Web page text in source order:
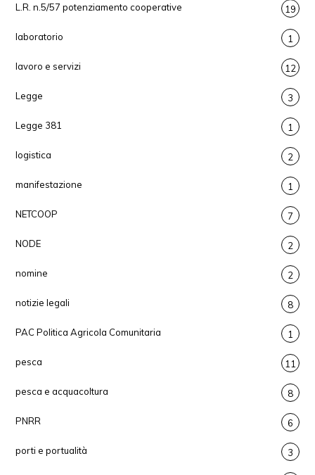
L.R. n.5/57 potenziamento cooperative 19
laboratorio 1
lavoro e servizi 12
Legge 3
Legge 381 1
logistica 2
manifestazione 1
NETCOOP 7
NODE 2
nomine 2
notizie legali 8
PAC Politica Agricola Comunitaria 1
pesca 11
pesca e acquacoltura 8
PNRR 6
porti e portualità 3